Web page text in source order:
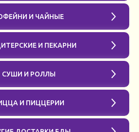
И ЧАЙНЫЕ
И ПЕКАРНИ
СУШИ И РОЛЛЫ
И ПИЦЦЕРИИ